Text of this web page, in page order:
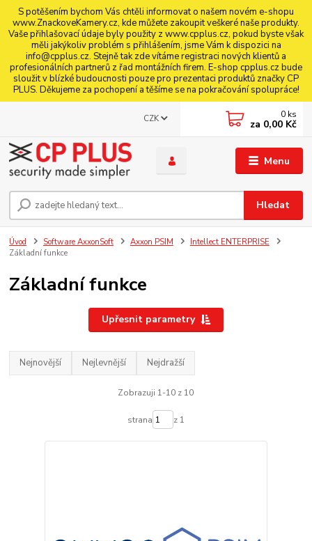
S potěšením bychom Vás chtěli informovat o našem novém e-shopu
www.ZnackoveKamery.cz, kde můžete zakoupit veškeré naše produkty.
Vaše přihlašovací údaje byly použity z www.cpplus.cz, pokud byste však
měli jakýkoliv problém s přihlášením, jsme Vám k dispozici na
info@cpplus.cz. Stejně tak zde vítáme registraci nových klientů a
profesionálních partnerů z řad montážních firem. E-shop cpplus.cz bude
sloužit v blízké budoucnosti pouze pro prezentaci produktů značky CP
PLUS. Děkujeme za pochopení a těšíme se na pokračování spolupráce!
Menu
CZK
Hledat
0 ks
za 0,00 Kč
Úvod Software AxxonSoft Axxon PSIM
Intellect ENTERPRISE
Základní funkce
Základní funkce
Upřesnit parametry
Nejnovější Nejlevnější Nejdražší
Zobrazuji 1-10 z 10
strana z 1